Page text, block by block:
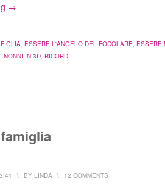
→
, ESSERE L'ANGELO DEL FOCOLARE, ESSERE
, NONNI IN 3D, RICORDI
\ BY LINDA \ 12 COMMENTS